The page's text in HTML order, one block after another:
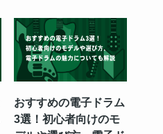
おすすめの電子ドラム
3選！初心者向けのモ